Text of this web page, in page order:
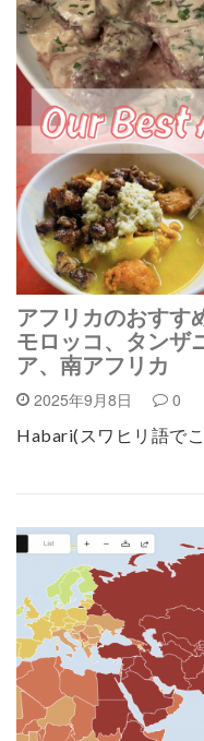
アフリカのおすす
モロッコ、タンザ
ア、南アフリカ
2025年9月8日 0
Habari(スワヒリ語で